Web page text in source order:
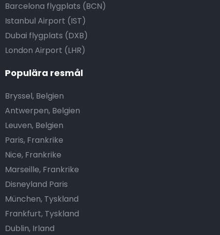
Barcelona flygplats (BCN)
Istanbul Airport (IST)
Dubai flygplats (DXB)
London Airport (LHR)
Populära resmål
Bryssel, Belgien
Antwerpen, Belgien
Leuven, Belgien
Paris, Frankrike
Nice, Frankrike
Marseille, Frankrike
Disneyland Paris
München, Tyskland
Frankfurt, Tyskland
Dublin, Irland